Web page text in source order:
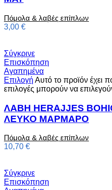
Πόμολα & λαβές επίπλων
3,00 €
Σύγκρινε
Επισκόπηση
Αγαπημένα
Επιλογή Αυτό το προϊόν έχει
επιλογές μπορούν να
ΛΑΒΗ HERAJJES
ΛΕΥΚΟ ΜΑΡΜΑΡΟ
Πόμολα & λαβές επίπλων
10,70 €
Σύγκρινε
Επισκόπηση